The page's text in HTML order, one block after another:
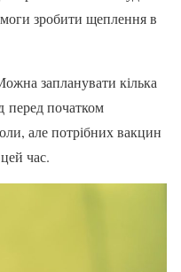
зробити щеплення в
запланувати кілька
перед початком
але потрібних вакцин
час.